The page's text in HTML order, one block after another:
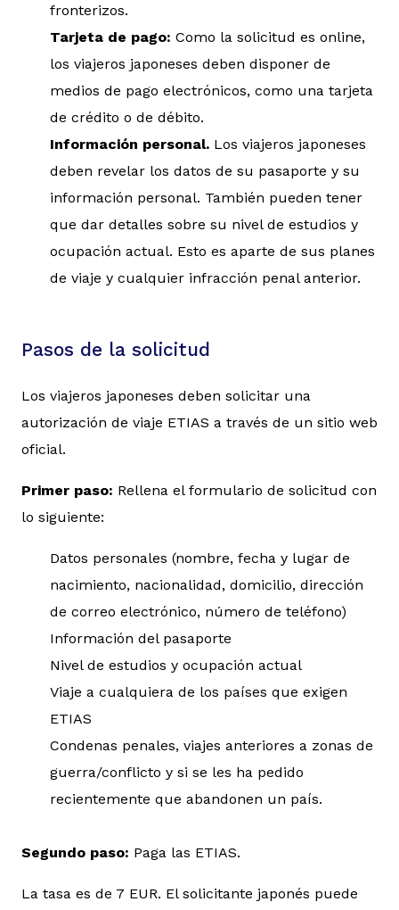
fronterizos.
Tarjeta de pago: Como la solicitud es online,
los viajeros japoneses deben disponer de
medios de pago electrónicos, como una tarjeta
de crédito o de débito.
Información personal. Los viajeros japoneses
deben revelar los datos de su pasaporte y su
información personal. También pueden tener
que dar detalles sobre su nivel de estudios y
ocupación actual. Esto es aparte de sus planes
de viaje y cualquier infracción penal anterior.
Pasos de la solicitud
Los viajeros japoneses deben solicitar una
autorización de viaje ETIAS a través de un sitio web
oficial.
Primer paso: Rellena el formulario de solicitud con
lo siguiente:
Datos personales (nombre, fecha y lugar de
nacimiento, nacionalidad, domicilio, dirección
de correo electrónico, número de teléfono)
Información del pasaporte
Nivel de estudios y ocupación actual
Viaje a cualquiera de los países que exigen
ETIAS
Condenas penales, viajes anteriores a zonas de
guerra/conflicto y si se les ha pedido
recientemente que abandonen un país.
Segundo paso: Paga las ETIAS.
La tasa es de 7 EUR. El solicitante japonés puede